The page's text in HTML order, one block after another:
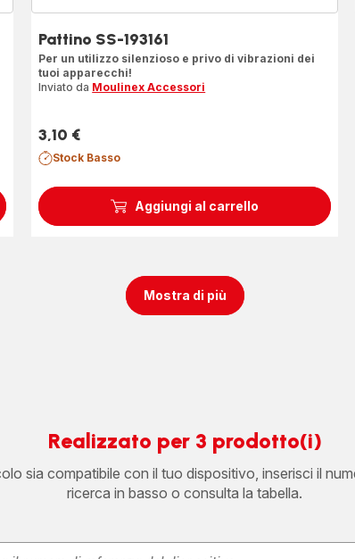
Aggiungi al carrello
Pattino SS-193161
Per un utilizzo silenzioso e privo di vibrazioni dei
tuoi apparecchi!
Inviato da Moulinex Accessori
Prezzo
3,10 €
Stock Basso
Mostra di più
Realizzato per 3 prodotto(i)
sia compatibile con il tuo dispositivo, inserisci il
ricerca in basso o consulta la tabella.